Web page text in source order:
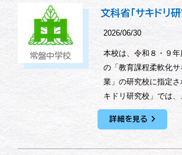
常盤中学校
文科省「サキドリ研
2026/06/30
本校は、令和８・９
の「教育課程柔軟化
業」の研究校に指定
キドリ研究校」では
詳細を見る